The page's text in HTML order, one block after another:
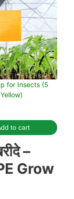
for Insects (5
to cart
–
Grow